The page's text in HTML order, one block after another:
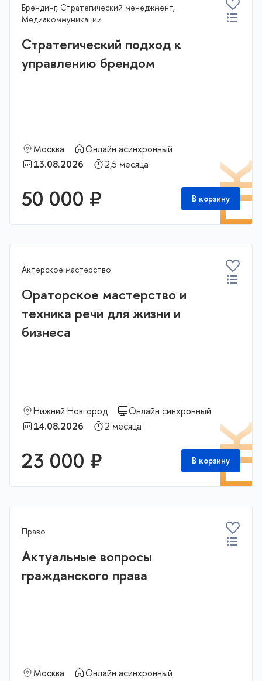
Брендинг, Стратегический менеджмент,
Медиакоммуникации
Стратегический подход к
управлению брендом
Москва
Онлайн асинхронный
13.08.2026
2,5 месяца
50 000 ₽ В корзину
Актерское мастерство
Ораторское мастерство и
техника речи для жизни и
бизнеса
Нижний Новгород
Онлайн синхронный
14.08.2026
2 месяца
23 000 ₽ В корзину
Право
Актуальные вопросы
гражданского права
Москва
Онлайн асинхронный